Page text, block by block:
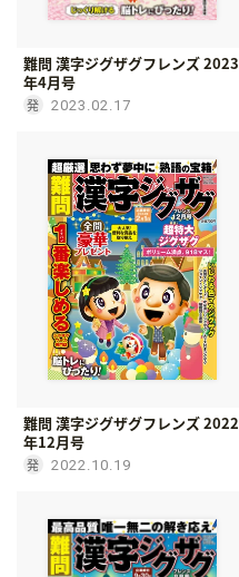
難問 漢字ジグザグフレンズ 2023
年4月号
2023.02.17
難問 漢字ジグザグフレンズ 2022
年12月号
2022.10.19